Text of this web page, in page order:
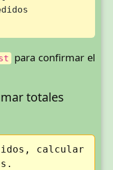
para confirmar el
totales
calcular